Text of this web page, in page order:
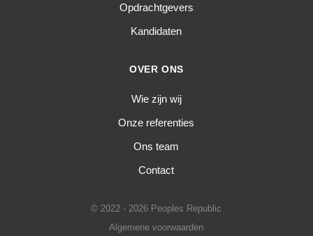
Opdrachtgevers
Kandidaten
OVER ONS
Wie zijn wij
Onze referenties
Ons team
Contact
© 2022 - 2026 Peoples Republic
Algemene voorwaarden